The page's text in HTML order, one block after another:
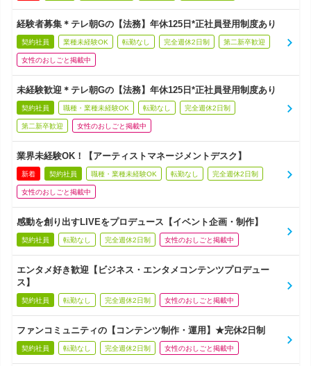
経験者募集＊テレ朝Gの【法務】年休125日*正社員登用制度あり
契約社員 業種未経験OK 転勤なし 完全週休2日制 第二新卒歓迎
女性のおしごと掲載中
未経験歓迎＊テレ朝Gの【法務】年休125日*正社員登用制度あり
契約社員 職種・業種未経験OK 転勤なし 完全週休2日制
第二新卒歓迎 女性のおしごと掲載中
業界未経験OK！【アーティストマネージメントデスク】
新着 契約社員 職種・業種未経験OK 転勤なし 完全週休2日制
女性のおしごと掲載中
感動を創り出すLIVEをプロデュース【イベント企画・制作】
契約社員 転勤なし 完全週休2日制 女性のおしごと掲載中
エンタメ好き歓迎【ビジネス・エンタメコンテンツプロデュー
ス】
契約社員 転勤なし 完全週休2日制 女性のおしごと掲載中
ファンコミュニティの【コンテンツ制作・運用】★完休2日制
契約社員 転勤なし 完全週休2日制 女性のおしごと掲載中